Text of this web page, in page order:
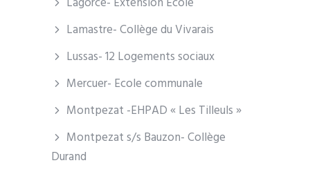
Lamastre- Collège du Vivarais
Lussas- 12 Logements sociaux
Mercuer- Ecole communale
Montpezat -EHPAD « Les Tilleuls »
Montpezat s/s Bauzon- Collège
Durand